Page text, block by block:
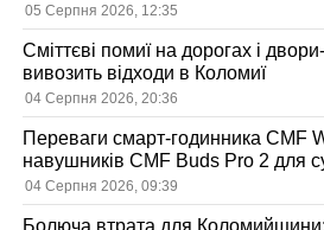
05 Серпня 2026, 12:35
Сміттєві помиї на дорогах і
вивозить відходи в Коломиї
04 Серпня 2026, 20:36
Переваги смарт-годинника CMF
навушників CMF Buds Pro 2 для
користувачів
04 Серпня 2026, 09:39
Болюча втрата для